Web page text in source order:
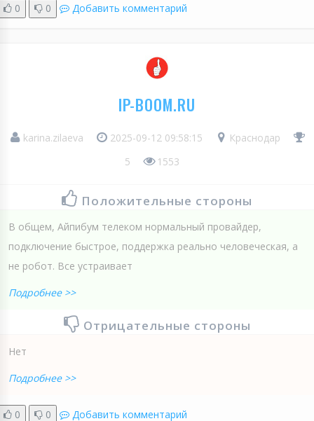
0 0 Добавить комментарий
IP-BOOM.RU
karina.zilaeva 2025-09-12 09:58:15
Краснодар
5
1553
Положительные стороны
В общем, Айпибум телеком нормальный провайдер,
подключение быстрое, поддержка реально человеческая, а
не робот. Все устраивает
Подробнее >>
Отрицательные стороны
Нет
Подробнее >>
0 0 Добавить комментарий